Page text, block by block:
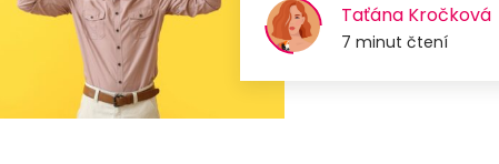
Taťána Kročková
7 minut čtení